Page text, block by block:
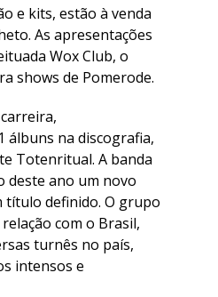
e kits, estão à venda
As apresentações
Wox Club, o
shows de Pomerode.
álbuns na discografia,
Totenritual. A banda
deste ano um novo
título definido. O grupo
com o Brasil,
turnês no país,
intensos e